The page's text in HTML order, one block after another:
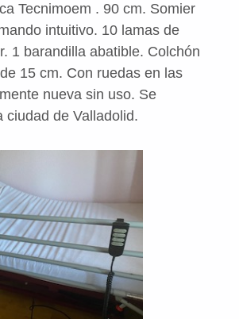
Tecnimoem . 90 cm. Somier
intuitivo. 10 lamas de
1 barandilla abatible. Colchón
15 cm. Con ruedas en las
nueva sin uso. Se
ciudad de Valladolid.